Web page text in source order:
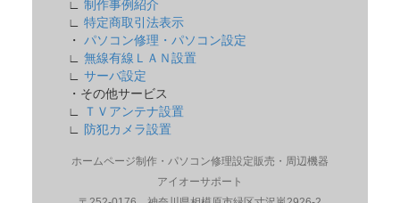
∟制作事例紹介
∟特定商取引法表示
・パソコン修理・パソコン設定
∟無線有線ＬＡＮ設置
∟サーバ設定
・その他サービス
∟
ＴＶアンテナ設置
∟ 防犯カメラ設置
ホームページ制作・パソコン修理設定販売・周辺機器
アイオーサポート